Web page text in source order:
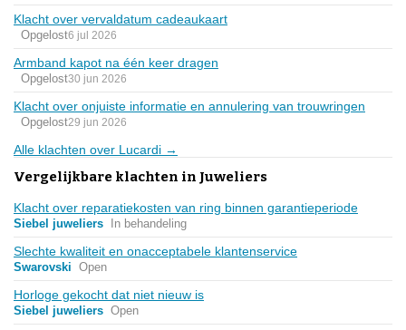
Klacht over vervaldatum cadeaukaart
Opgelost6 jul 2026
Armband kapot na één keer dragen
Opgelost30 jun 2026
Klacht over onjuiste informatie en annulering van trouwringen
Opgelost29 jun 2026
Alle klachten over Lucardi →
Vergelijkbare klachten in Juweliers
Klacht over reparatiekosten van ring binnen garantieperiode
Siebel juweliers In behandeling
Slechte kwaliteit en onacceptabele klantenservice
Swarovski Open
Horloge gekocht dat niet nieuw is
Siebel juweliers Open